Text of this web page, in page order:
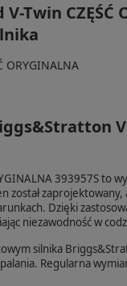
Twin CZĘŚĆ
393957S
został
Dzięki
niezawodność w
silnika
Regularna